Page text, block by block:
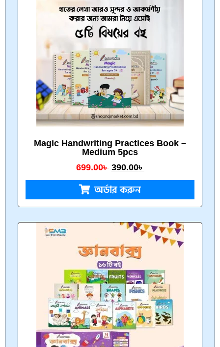
Magic Handwriting Practices Book –
Medium 5pcs
699.00৳ 390.00৳
অর্ডার করুন